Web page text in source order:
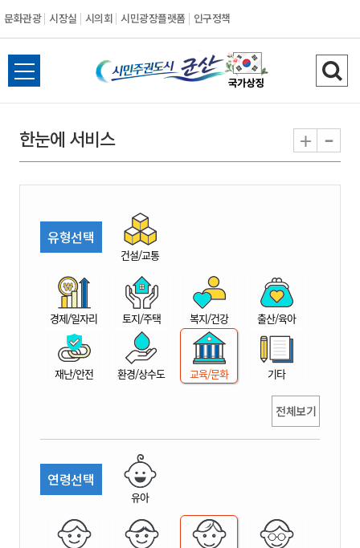
문화관광 시장실 시의회 시민광장플랫폼 인구정책
시
민
권
시
산
전
체
뉴
열
검
색
기
한눈에 서비스 + -
유형선택
건설/교통
경제/일자리 토지/주택 복지/건강 출산/육아
재난/안전 환경/상수도 교육/문화 기타
전체보기
연령선택
유아